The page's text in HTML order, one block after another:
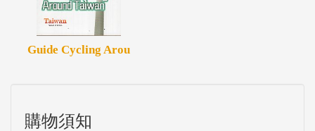
Guide Cycling Arou
購物須知